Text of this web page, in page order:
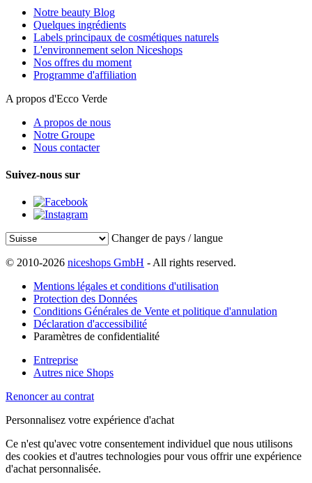
Notre beauty Blog
Quelques ingrédients
Labels principaux de cosmétiques naturels
L'environnement selon Niceshops
Nos offres du moment
Programme d'affiliation
A propos d'Ecco Verde
A propos de nous
Notre Groupe
Nous contacter
Suivez-nous sur
Changer de pays / langue
© 2010-2026 niceshops GmbH - All rights reserved.
Mentions légales et conditions d'utilisation
Protection des Données
Conditions Générales de Vente et politique d'annulation
Déclaration d'accessibilité
Paramètres de confidentialité
Entreprise
Autres nice Shops
Renoncer au contrat
Personnalisez votre expérience d'achat
Ce n'est qu'avec votre consentement individuel que nous utilisons
des cookies et d'autres technologies pour vous offrir une expérience
d'achat personnalisée.